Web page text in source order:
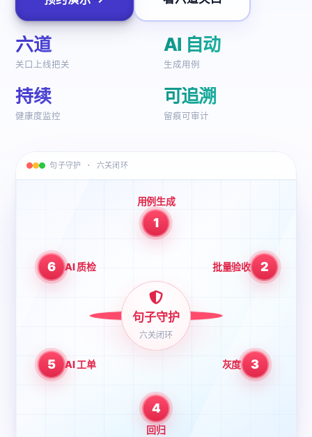
六道
关口上线把关
AI 自动
生成用例
持续
健康度监控
可追溯
留痕可审计
句子守护 · 六关闭环
句子守护
六关闭环
用例生成
1
批量验收 2
灰度 3
4
回归
AI 工单
5
AI 质检
6